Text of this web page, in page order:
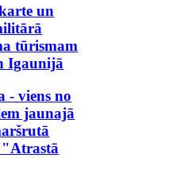
un
tūrismam
Igaunijā
- viens no
jaunajā